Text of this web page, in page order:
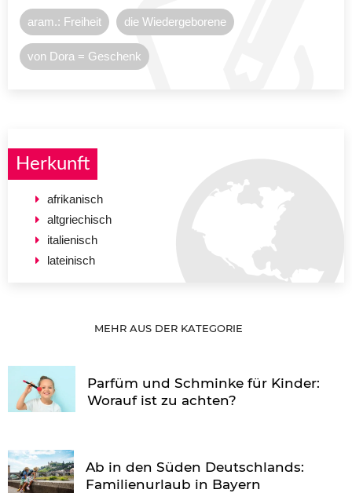
aram.: Freiheit die Wiedergeborene
von Dora = Geschenk
Herkunft
afrikanisch
altgriechisch
italienisch
lateinisch
MEHR AUS DER KATEGORIE
Parfüm und Schminke für Kinder:
Worauf ist zu achten?
Ab in den Süden Deutschlands:
Familienurlaub in Bayern